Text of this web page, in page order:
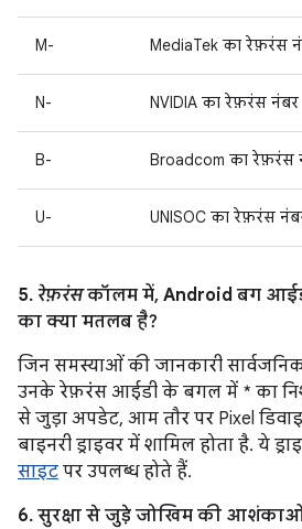
M- MediaTek का रेफ़रंस
N- NVIDIA का रेफ़रंस नंबर
B- Broadcom का रेफ़रंस
U- UNISOC का रेफ़रंस
5. रेफ़रंसकॉलम में, Android बग
का क्या मतलब है?
जिन समस्याओं की जानकारी
उनके रेफ़रंस आईडी के बगल में * का
से जुड़ा अपडेट, आम तौर पर Pixel
बाइनरी ड्राइवर में शामिल होता है. ये
साइट पर उपलब्ध होते हैं.
6. सुरक्षा से जुड़े जोखिम की